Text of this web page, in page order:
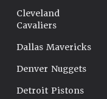
Cleveland
Cavaliers
Dallas Mavericks
Denver Nuggets
Detroit Pistons